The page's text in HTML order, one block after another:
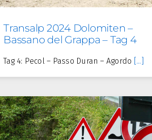
Transalp 2024 Dolomiten –
Bassano del Grappa – Tag 4
Tag 4: Pecol – Passo Duran – Agordo [...]